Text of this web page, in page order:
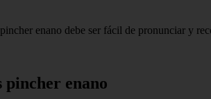
enano debe ser fácil de pronunciar y
enano